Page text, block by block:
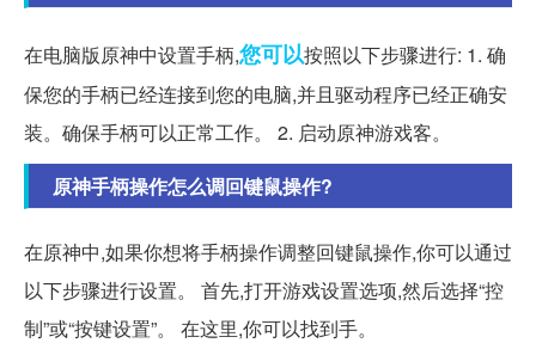
在电脑版原神中设置手柄,您可以按照以下步骤进行: 1. 确
保您的手柄已经连接到您的电脑,并且驱动程序已经正确安
装。确保手柄可以正常工作。 2. 启动原神游戏客。
原神手柄操作怎么调回键鼠操作?
在原神中,如果你想将手柄操作调整回键鼠操作,你可以通过
以下步骤进行设置。 首先,打开游戏设置选项,然后选择“控
制”或“按键设置”。 在这里,你可以找到手。